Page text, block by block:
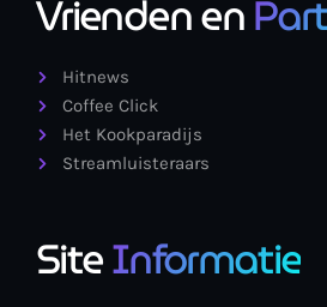
Vrienden en
Hitnews
Coffee Click
Het Kookparadijs
Streamluisteraars
SiteInformatie